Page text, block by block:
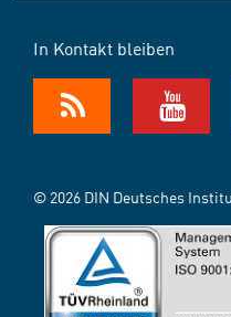
In Kontakt bleiben
© 2026 DIN Deutsches